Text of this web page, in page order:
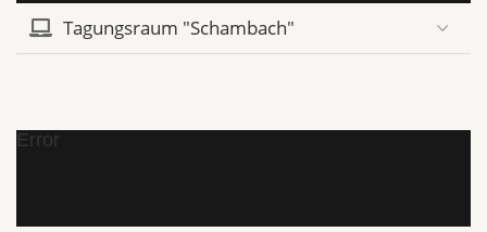
Tagungsraum "Schambach"
Error